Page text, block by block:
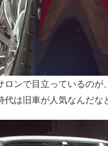
ロンで目立っているのが
代は旧車が人気なんだな